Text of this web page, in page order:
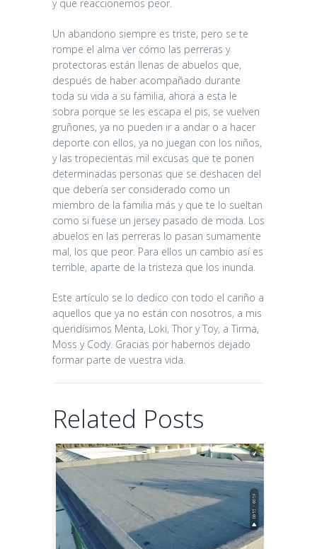
y que reaccionemos peor.
Un abandono siempre es triste, pero se te
rompe el alma ver cómo las perreras y
protectoras están llenas de abuelos que,
después de haber acompañado durante
toda su vida a su familia, ahora a esta le
sobra porque se les escapa el pis, se vuelven
gruñones, ya no pueden ir a andar o a hacer
deporte con ellos, ya no juegan con los niños,
y las tropecientas mil excusas que te ponen
determinadas personas que se deshacen del
que debería ser considerado como un
miembro de la familia más y que te lo sueltan
como si fuese un jersey pasado de moda. Los
abuelos en las perreras lo pasan sumamente
mal, los que peor. Para ellos un cambio así es
terrible, aparte de la tristeza que los inunda.
Este artículo se lo dedico con todo el cariño a
aquellos que ya no están con nosotros, a mis
queridísimos Menta, Loki, Thor y Toy, a Tirma,
Moss y Cody. Gracias por habernos dejado
formar parte de vuestra vida.
Related Posts
MEJORA
CONTINUA DE
LAS
INSTALACIONES
26 days ago
ALOIA Y
ANDURIÑA..
ADOPCIONES
MARAVILLOSAS
26 days ago